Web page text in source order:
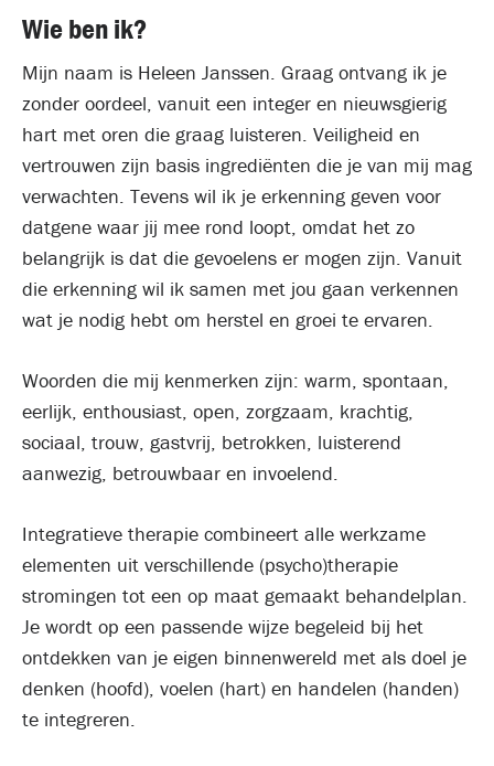
Wie ben ik?
Mijn naam is Heleen Janssen. Graag ontvang ik je
zonder oordeel, vanuit een integer en nieuwsgierig
hart met oren die graag luisteren. Veiligheid en
vertrouwen zijn basis ingrediënten die je van mij mag
verwachten. Tevens wil ik je erkenning geven voor
datgene waar jij mee rond loopt, omdat het zo
belangrijk is dat die gevoelens er mogen zijn. Vanuit
die erkenning wil ik samen met jou gaan verkennen
wat je nodig hebt om herstel en groei te ervaren.
Woorden die mij kenmerken zijn: warm, spontaan,
eerlijk, enthousiast, open, zorgzaam, krachtig,
sociaal, trouw, gastvrij, betrokken, luisterend
aanwezig, betrouwbaar en invoelend.
Integratieve therapie combineert alle werkzame
elementen uit verschillende (psycho)therapie
stromingen tot een op maat gemaakt behandelplan.
Je wordt op een passende wijze begeleid bij het
ontdekken van je eigen binnenwereld met als doel je
denken (hoofd), voelen (hart) en handelen (handen)
te integreren.